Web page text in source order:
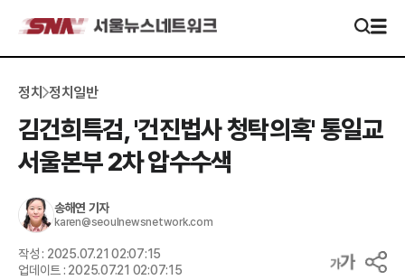
정치 정치일반
김건희특검, '건진법사 청탁의혹' 통일교
서울본부 2차 압수수색
송해연 기자
karen@seoulnewsnetwork.com
작성 : 2025.07.21 02:07:15
업데이트 : 2025.07.21 02:07:15